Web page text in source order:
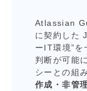
Atlassian
に契約した
ーIT環境”を
判断が可能
シーとの組
作成・⾮管